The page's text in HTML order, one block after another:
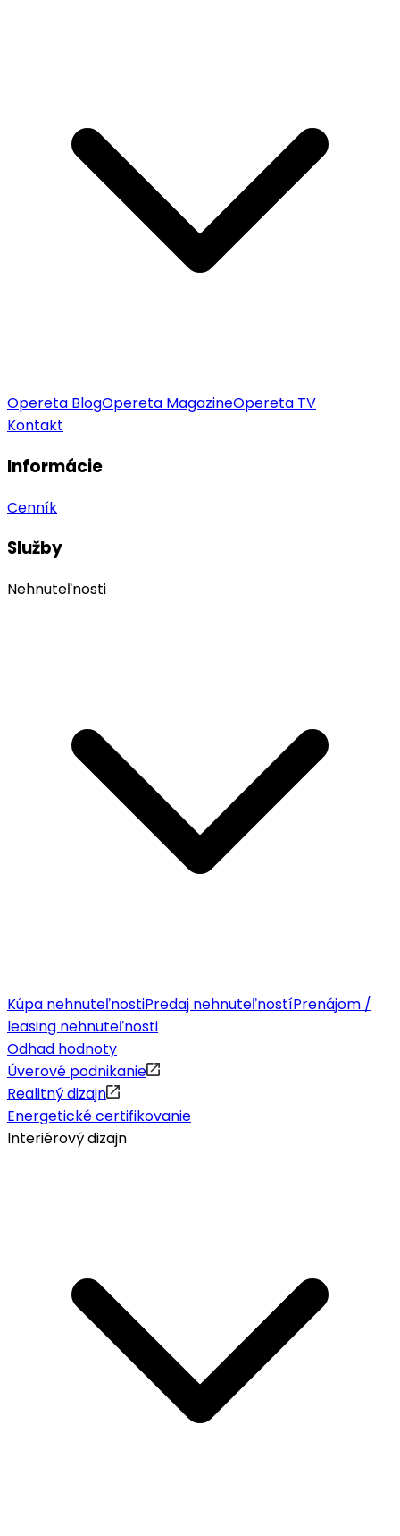
Opereta BlogOpereta MagazineOpereta TV
Kontakt
Informácie
Cenník
Služby
Nehnuteľnosti
Kúpa nehnuteľnostiPredaj nehnuteľnostíPrenájom /
leasing nehnuteľnosti
Odhad hodnoty
Úverové podnikanie
Realitný dizajn
Energetické certifikovanie
Interiérový dizajn